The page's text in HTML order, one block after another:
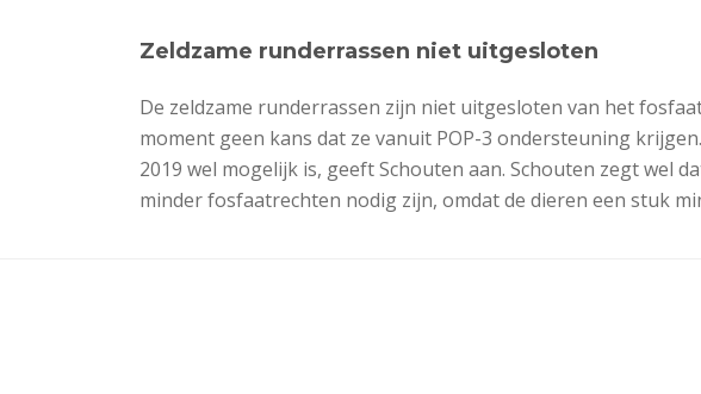
Zeldzame runderrassen niet uitgesloten
De zeldzame runderrassen zijn niet uitgesloten van het
moment geen kans dat ze vanuit POP-3 ondersteuning
2019 wel mogelijk is, geeft Schouten aan. Schouten zegt wel
minder fosfaatrechten nodig zijn, omdat de dieren een stuk